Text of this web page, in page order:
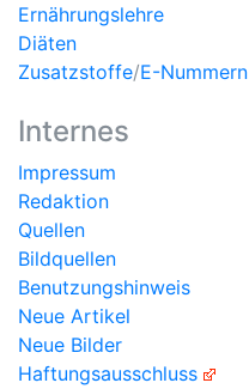
Ernährungslehre
Diäten
Zusatzstoffe/E-Nummern
Internes
Impressum
Redaktion
Quellen
Bildquellen
Benutzungshinweis
Neue Artikel
Neue Bilder
Haftungsausschluss